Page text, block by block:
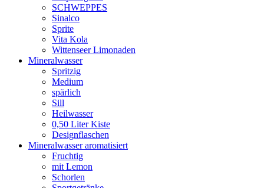
SCHWEPPES
Sinalco
Sprite
Vita Kola
Wittenseer Limonaden
Mineralwasser
Spritzig
Medium
spärlich
Sill
Heilwasser
0,50 Liter Kiste
Designflaschen
Mineralwasser aromatisiert
Fruchtig
mit Lemon
Schorlen